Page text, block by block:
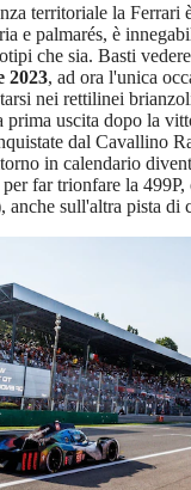
territoriale la Ferrari
e palmarés, è
che sia. Basti
2023, ad ora l'unica
nei rettilinei
prima uscita dopo la
dal Cavallino
in calendario
far trionfare la 499P,
sull'altra pista di